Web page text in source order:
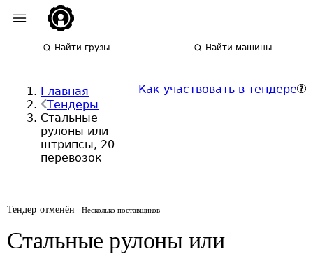
Найти грузы Найти машины
Главная
Тендеры
Стальные
рулоны или
штрипсы, 20
перевозок
Как участвовать в тендере
Тендер отменён Несколько поставщиков
Стальные рулоны или